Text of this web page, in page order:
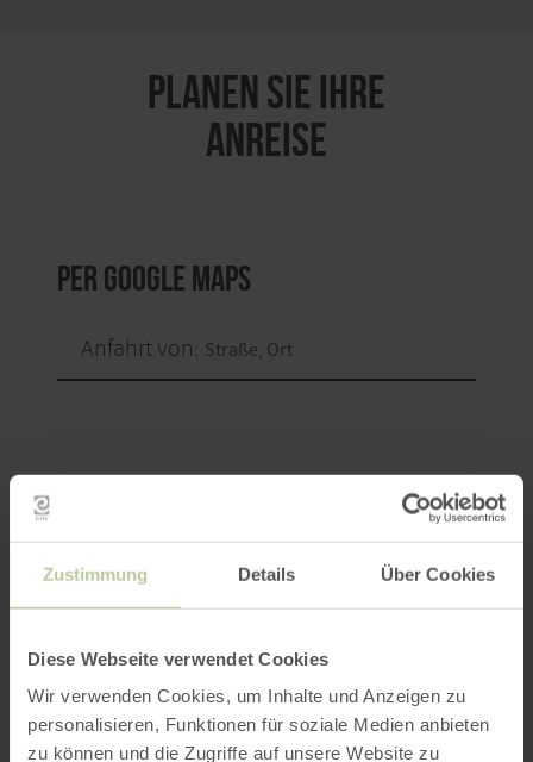
Zustimmung Details Über Cookies
Diese Webseite verwendet Cookies
Wir verwenden Cookies, um Inhalte und Anzeigen zu
personalisieren, Funktionen für soziale Medien anbieten
zu können und die Zugriffe auf unsere Website zu
PLANEN SIE IHRE
ANREISE
per Google Maps
Anfahrt von:
Das könnte Sie auch
interessieren